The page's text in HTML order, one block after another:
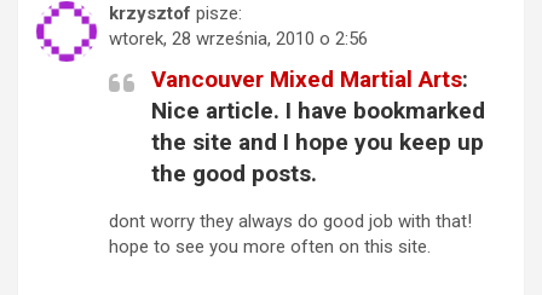
krzysztof pisze:
wtorek, 28 września, 2010 o 2:56
Vancouver Mixed Martial Arts:
Nice article. I have bookmarked
the site and I hope you keep up
the good posts.
dont worry they always do good job with that!
hope to see you more often on this site.